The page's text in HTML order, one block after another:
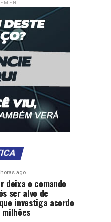
horas ago
deixa o comando
ser alvo de
investiga acordo
milhões